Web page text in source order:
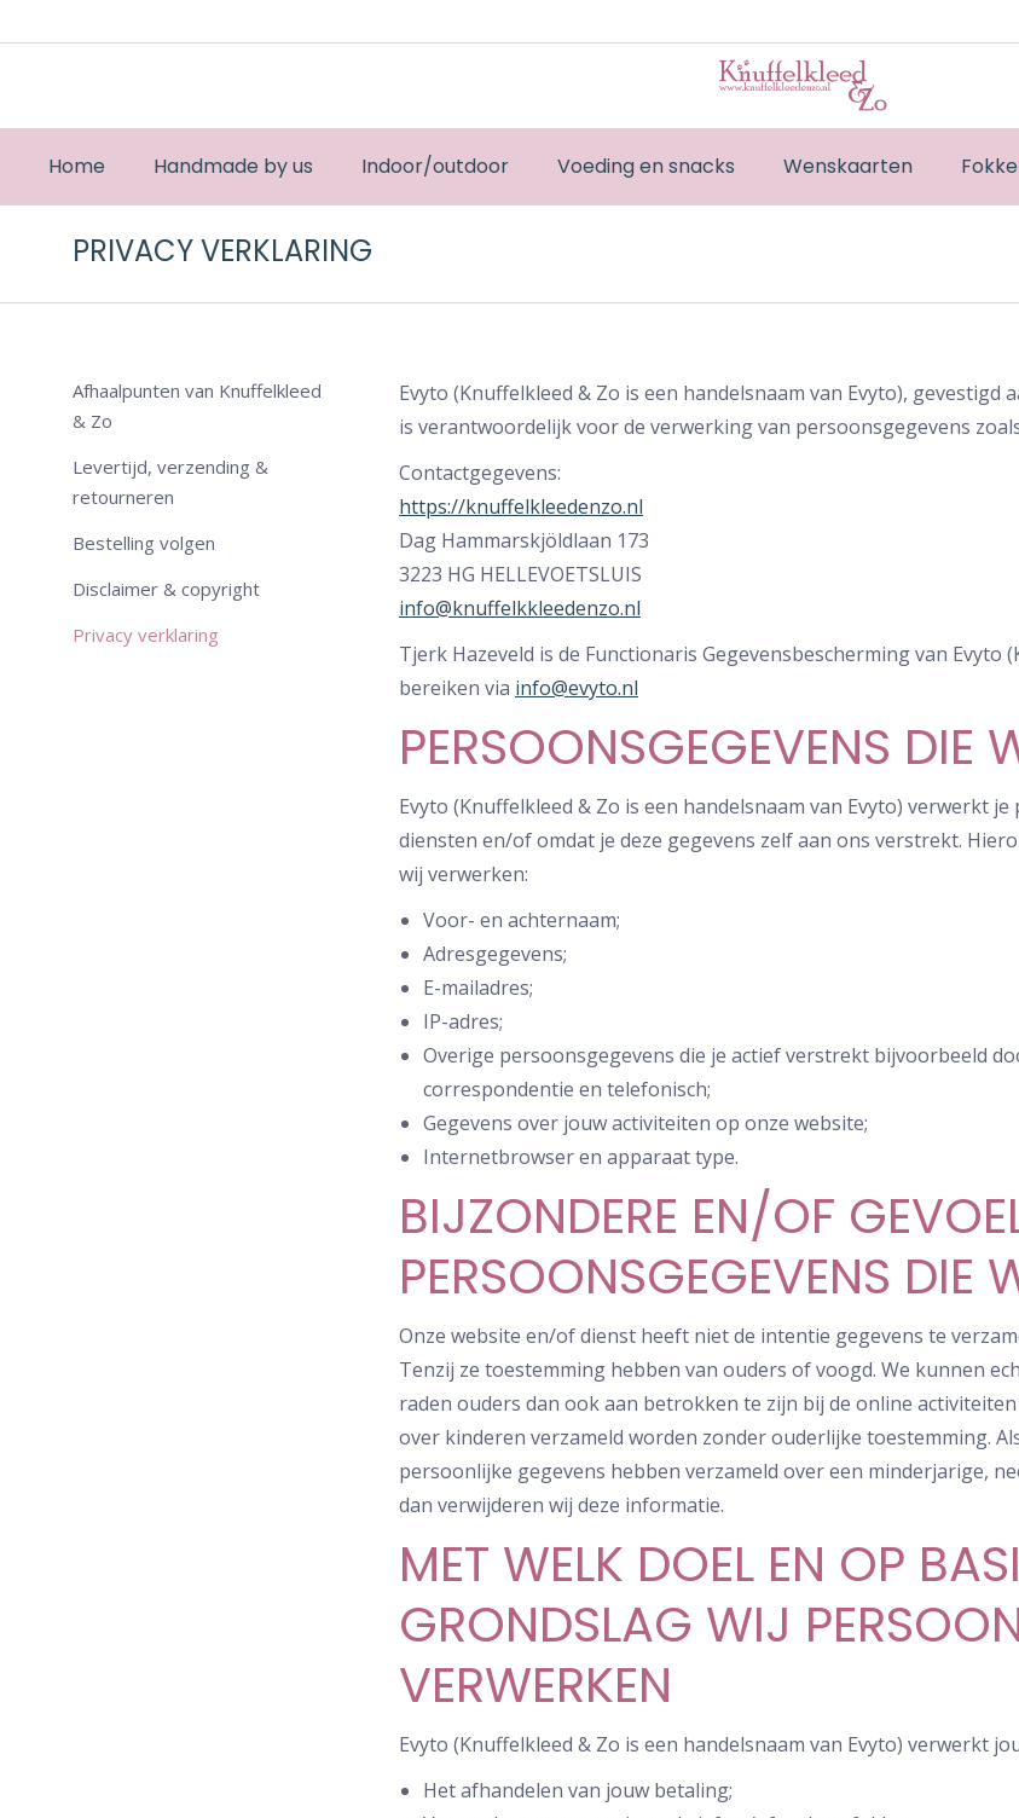
Home Handmade by us Indoor/outdoor Voeding en snacks Wenskaarten
PRIVACY VERKLARING
Evyto (Knuffelkleed & Zo is een handelsnaam van Evyto), gevestigd
is verantwoordelijk voor de verwerking van persoonsgegevens
Contactgegevens:
https://knuffelkleedenzo.nl
Dag Hammarskjöldlaan 173
3223 HG HELLEVOETSLUIS
info@knuffelkkleedenzo.nl
Tjerk Hazeveld is de Functionaris Gegevensbescherming van Evyto
bereiken via info@evyto.nl
PERSOONSGEGEVENS DIE
Evyto (Knuffelkleed & Zo is een handelsnaam van Evyto) verwerkt
diensten en/of omdat je deze gegevens zelf aan ons verstrekt.
wij verwerken:
Voor- en achternaam;
Adresgegevens;
E-mailadres;
IP-adres;
Overige persoonsgegevens die je actief verstrekt bijvoorbeeld
correspondentie en telefonisch;
Gegevens over jouw activiteiten op onze website;
Internetbrowser en apparaat type.
BIJZONDERE EN/OF
PERSOONSGEGEVENS DIE
Onze website en/of dienst heeft niet de intentie gegevens te
Tenzij ze toestemming hebben van ouders of voogd. We kunnen
raden ouders dan ook aan betrokken te zijn bij de online
over kinderen verzameld worden zonder ouderlijke toestemming.
persoonlijke gegevens hebben verzameld over een minderjarige,
dan verwijderen wij deze informatie.
MET WELK DOEL EN OP
GRONDSLAG WIJ
VERWERKEN
Evyto (Knuffelkleed & Zo is een handelsnaam van Evyto) verwerkt
Het afhandelen van jouw betaling;
Afhaalpunten van Knuffelkleed
& Zo
Levertijd, verzending &
retourneren
Bestelling volgen
Disclaimer & copyright
Privacy verklaring